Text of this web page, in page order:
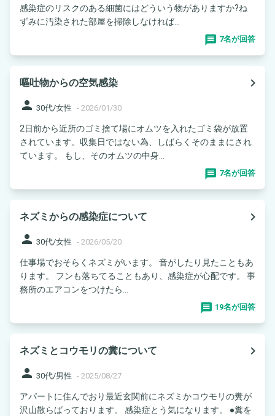
感染症のリスクのある細菌にはどういう物がありますか?ね
ずみに汚染された部屋を掃除しなければ...
7名が回答
嘔吐物からの空気感染
navigate_next
person 30代/女性 - 2026/01/30
2日前から近所のゴミ捨て場にオムツを入れたゴミ袋が放置
されています。収集日ではない為、しばらくそのままにされ
ています。 もし、そのオムツの中身...
7名が回答
ネズミからの感染症について
navigate_next
person 30代/女性 - 2026/05/20
仕事場でおそらくネズミがいます。 音がしたり見たこともあ
ります。 フンも落ちてることもあり、感染症が心配です。 事
務所のエアコンをつけたら...
19名が回答
ネズミとコウモリの糞について
navigate_next
person 30代/男性 - 2025/08/27
アパートに住んでおり最近玄関前にネズミかコウモリの糞が
沢山散らばっております。 感染症とう気になります。 ●糞を